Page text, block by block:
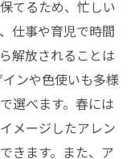
てるため、忙しい
仕事や育児で時間
解放されることは
ンや色使いも多様
選べます。春には
メージしたアレン
きます。また、ア